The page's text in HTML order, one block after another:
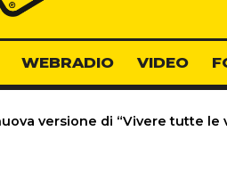
WEBRADIO VIDEO
versione di “Vivere tutte le